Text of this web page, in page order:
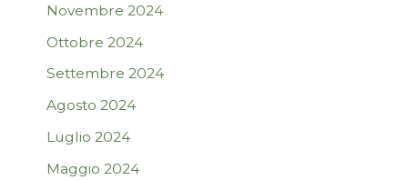
Novembre 2024
Ottobre 2024
Settembre 2024
Agosto 2024
Luglio 2024
Maggio 2024